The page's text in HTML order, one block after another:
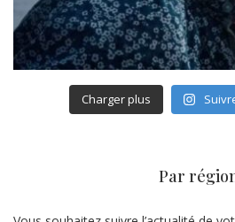
Charger plus
Par